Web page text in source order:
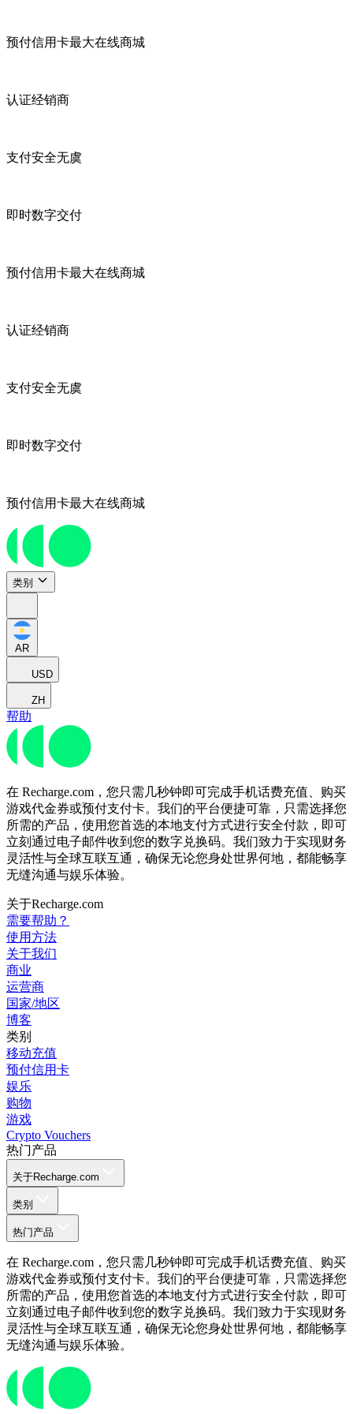
预付信用卡最大在线商城
认证经销商
支付安全无虞
即时数字交付
预付信用卡最大在线商城
认证经销商
支付安全无虞
即时数字交付
预付信用卡最大在线商城
类别
AR
USD
ZH
帮助
在 Recharge.com，您只需几秒钟即可完成手机话费充值、购买
游戏代金券或预付支付卡。我们的平台便捷可靠，只需选择您
所需的产品，使用您首选的本地支付方式进行安全付款，即可
立刻通过电子邮件收到您的数字兑换码。我们致力于实现财务
灵活性与全球互联互通，确保无论您身处世界何地，都能畅享
无缝沟通与娱乐体验。
关于Recharge.com
需要帮助？
使用方法
关于我们
商业
运营商
国家/地区
博客
类别
移动充值
预付信用卡
娱乐
购物
游戏
Crypto Vouchers
热门产品
关于Recharge.com
类别
热门产品
在 Recharge.com，您只需几秒钟即可完成手机话费充值、购买
游戏代金券或预付支付卡。我们的平台便捷可靠，只需选择您
所需的产品，使用您首选的本地支付方式进行安全付款，即可
立刻通过电子邮件收到您的数字兑换码。我们致力于实现财务
灵活性与全球互联互通，确保无论您身处世界何地，都能畅享
无缝沟通与娱乐体验。